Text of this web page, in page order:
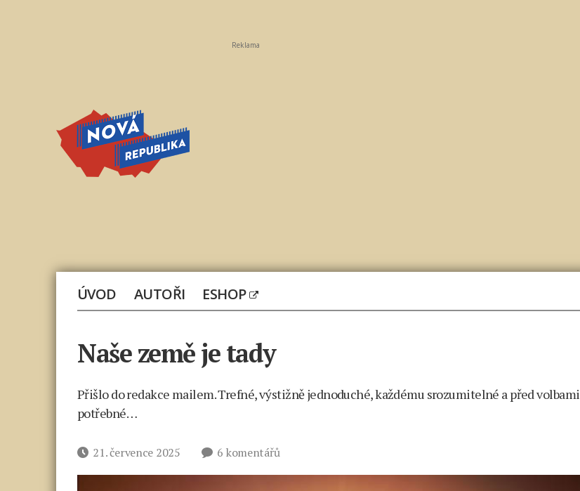
Reklama
ÚVOD AUTOŘI ESHOP
Naše země je tady
Přišlo do redakce mailem. Trefné, výstižně jednoduché, každému srozumitelné a před volbami
potřebné…
Datum21. července 2025 6 komentářůu